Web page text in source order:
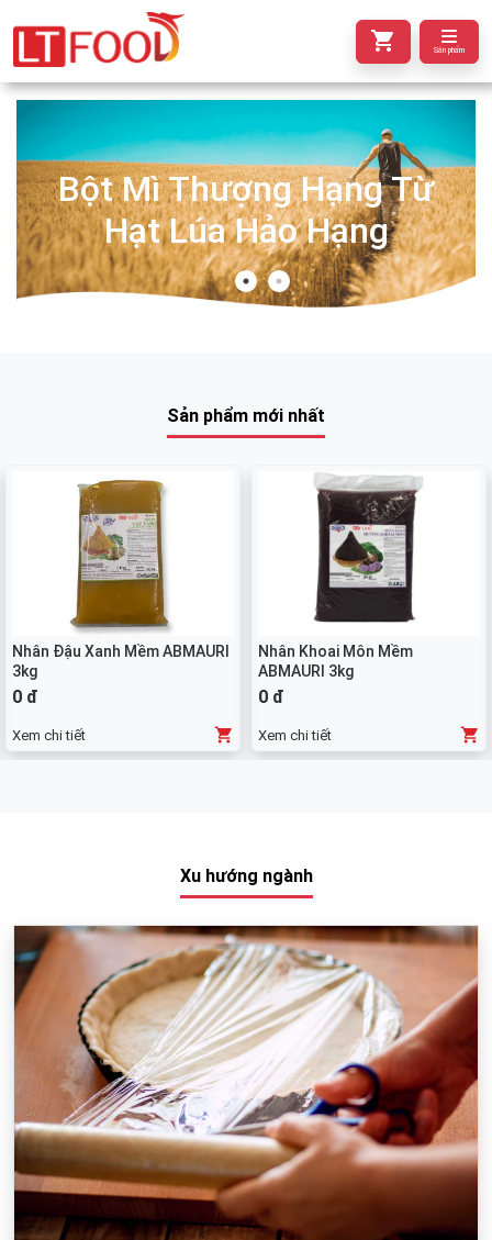
Sản phẩm
Bột Mì Thượng Hạng Từ
Hạt Lúa Hảo Hạng
Sản phẩm mới nhất
Nhân Đậu Xanh Mềm ABMAURI
3kg
0 đ
Xem chi tiết
Nhân Khoai Môn Mềm
ABMAURI 3kg
0 đ
Xem chi tiết
Xu hướng ngành